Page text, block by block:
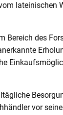
lateinischen
Bereich des
vor